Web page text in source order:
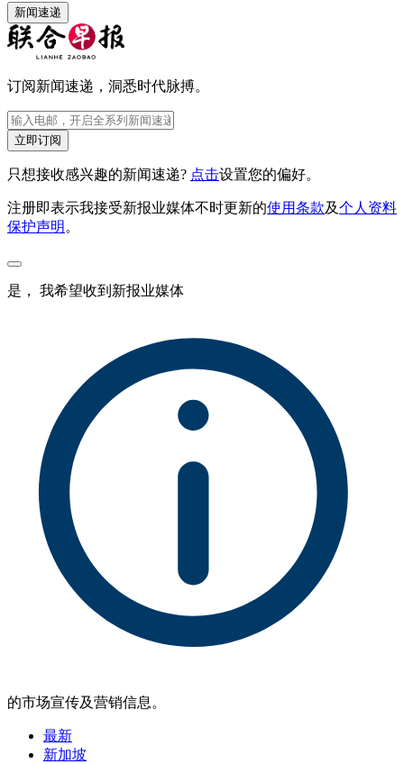
新闻速递
订阅新闻速递，洞悉时代脉搏。
立即订阅
只想接收感兴趣的新闻速递? 点击设置您的偏好。
注册即表示我接受新报业媒体不时更新的使用条款及个人资料
保护声明 。
是， 我希望收到新报业媒体
的市场宣传及营销信息。
最新
新加坡